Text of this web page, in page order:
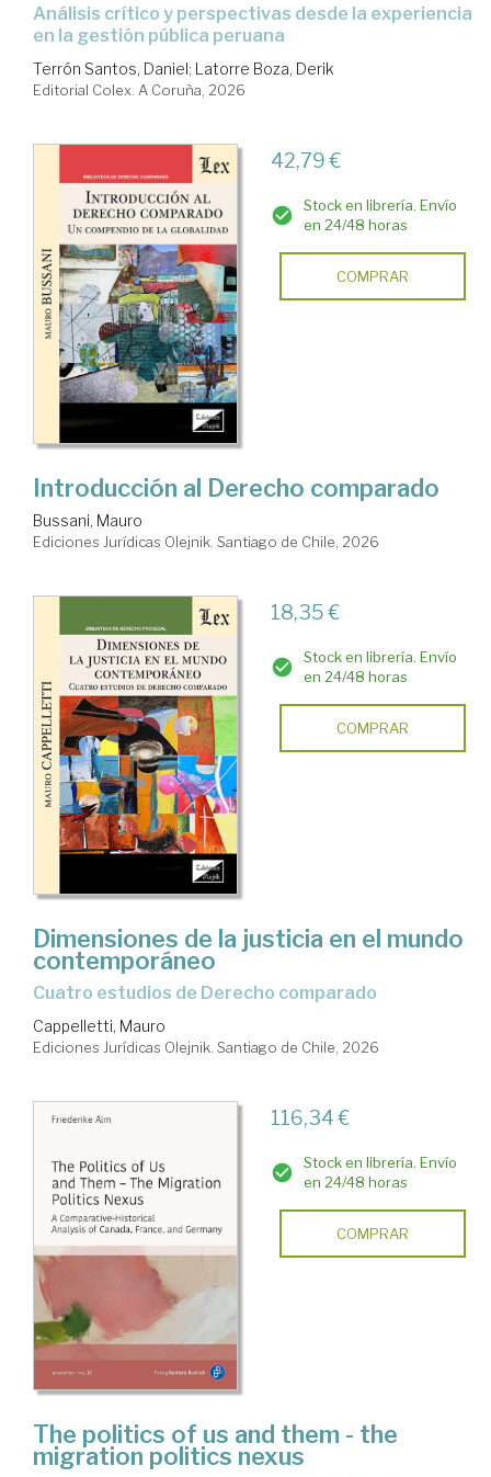
Análisis crítico y perspectivas desde la experiencia
en la gestión pública peruana
Terrón Santos, Daniel; Latorre Boza, Derik
Editorial Colex. A Coruña, 2026
42,79 €
Stock en librería. Envío
en 24/48 horas
COMPRAR
Introducción al Derecho comparado
Bussani, Mauro
Ediciones Jurídicas Olejnik. Santiago de Chile, 2026
18,35 €
Stock en librería. Envío
en 24/48 horas
COMPRAR
Dimensiones de la justicia en el mundo
contemporáneo
Cuatro estudios de Derecho comparado
Cappelletti, Mauro
Ediciones Jurídicas Olejnik. Santiago de Chile, 2026
116,34 €
Stock en librería. Envío
en 24/48 horas
COMPRAR
The politics of us and them - the
migration politics nexus